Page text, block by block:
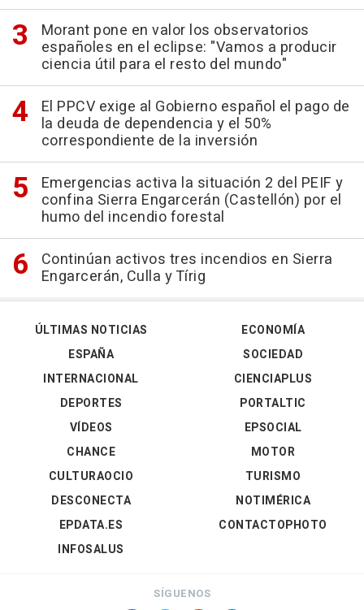
Morant pone en valor los observatorios
españoles en el eclipse: "Vamos a producir
ciencia útil para el resto del mundo"
El PPCV exige al Gobierno español el pago de
la deuda de dependencia y el 50%
correspondiente de la inversión
Emergencias activa la situación 2 del PEIF y
confina Sierra Engarcerán (Castellón) por el
humo del incendio forestal
Continúan activos tres incendios en Sierra
Engarcerán, Culla y Tírig
ÚLTIMAS NOTICIAS
ESPAÑA
INTERNACIONAL
DEPORTES
VÍDEOS
ECONOMÍA
SOCIEDAD
CIENCIAPLUS
PORTALTIC
EPSOCIAL
CHANCE
CULTURAOCIO
DESCONECTA
EPDATA.ES
INFOSALUS
MOTOR
TURISMO
NOTIMÉRICA
CONTACTOPHOTO
SÍGUENOS